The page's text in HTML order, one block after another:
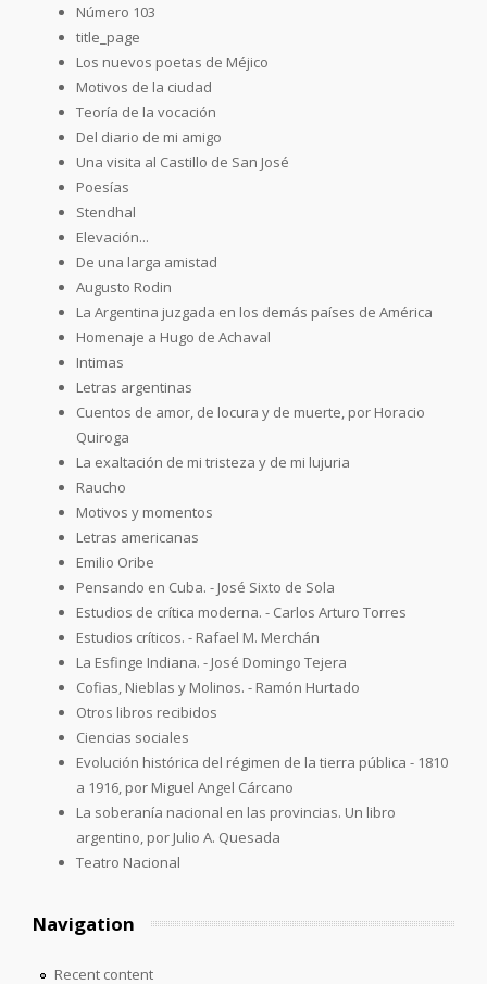
Número 103
title_page
Los nuevos poetas de Méjico
Motivos de la ciudad
Teoría de la vocación
Del diario de mi amigo
Una visita al Castillo de San José
Poesías
Stendhal
Elevación...
De una larga amistad
Augusto Rodin
La Argentina juzgada en los demás países de América
Homenaje a Hugo de Achaval
Intimas
Letras argentinas
Cuentos de amor, de locura y de muerte, por Horacio
Quiroga
La exaltación de mi tristeza y de mi lujuria
Raucho
Motivos y momentos
Letras americanas
Emilio Oribe
Pensando en Cuba. - José Sixto de Sola
Estudios de crítica moderna. - Carlos Arturo Torres
Estudios críticos. - Rafael M. Merchán
La Esfinge Indiana. - José Domingo Tejera
Cofias, Nieblas y Molinos. - Ramón Hurtado
Otros libros recibidos
Ciencias sociales
Evolución histórica del régimen de la tierra pública - 1810
a 1916, por Miguel Angel Cárcano
La soberanía nacional en las provincias. Un libro
argentino, por Julio A. Quesada
Teatro Nacional
Navigation
Recent content